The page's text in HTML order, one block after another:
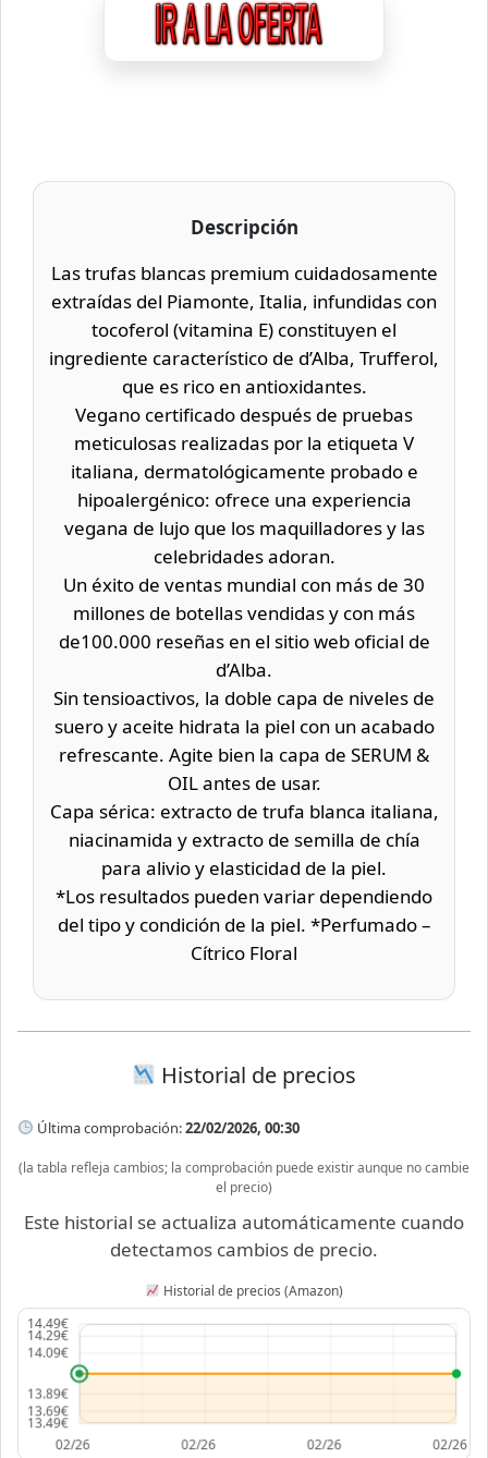
Descripción
Las trufas blancas premium cuidadosamente
extraídas del Piamonte, Italia, infundidas con
tocoferol (vitamina E) constituyen el
ingrediente característico de d’Alba, Trufferol,
que es rico en antioxidantes.
Vegano certificado después de pruebas
meticulosas realizadas por la etiqueta V
italiana, dermatológicamente probado e
hipoalergénico: ofrece una experiencia
vegana de lujo que los maquilladores y las
celebridades adoran.
Un éxito de ventas mundial con más de 30
millones de botellas vendidas y con más
de100.000 reseñas en el sitio web oficial de
d’Alba.
Sin tensioactivos, la doble capa de niveles de
suero y aceite hidrata la piel con un acabado
refrescante. Agite bien la capa de SERUM &
OIL antes de usar.
Capa sérica: extracto de trufa blanca italiana,
niacinamida y extracto de semilla de chía
para alivio y elasticidad de la piel.
*Los resultados pueden variar dependiendo
del tipo y condición de la piel. *Perfumado –
Cítrico Floral
Historial de precios
Última comprobación:22/02/2026, 00:30
(la tabla refleja cambios; la comprobación puede existir aunque no cambie
el precio)
Este historial se actualiza automáticamente cuando
detectamos cambios de precio.
Historial de precios (Amazon)